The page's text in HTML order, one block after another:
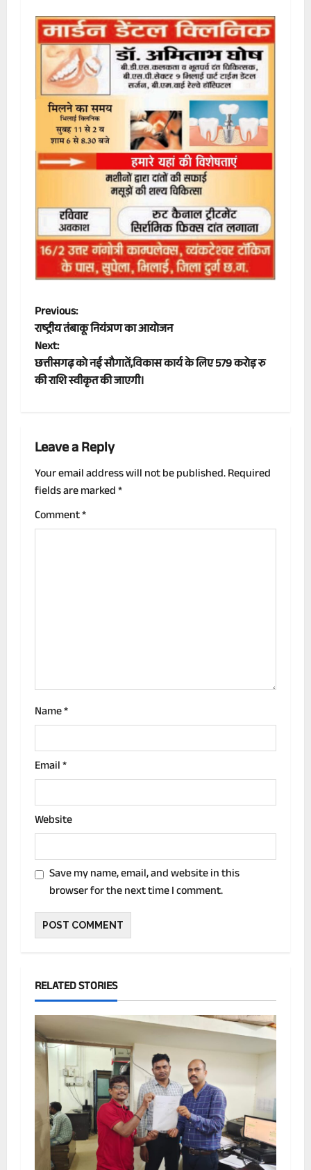
P
o
s
n
a
v
i
n
Previous:
राष्ट्रीय तंबाकू नियंत्रण का आयोजन
Next:
छत्तीसगढ़ को नई सौगातें,विकास कार्य के लिए 579 करोड़ रु
की राशि स्वीकृत की जाएगी।
Leave a Reply
Your email address will not be published.Required
fields are marked*
Comment*
Name*
Email*
Website
Save my name, email, and website in this
browser for the next time I comment.
RELATED STORIES